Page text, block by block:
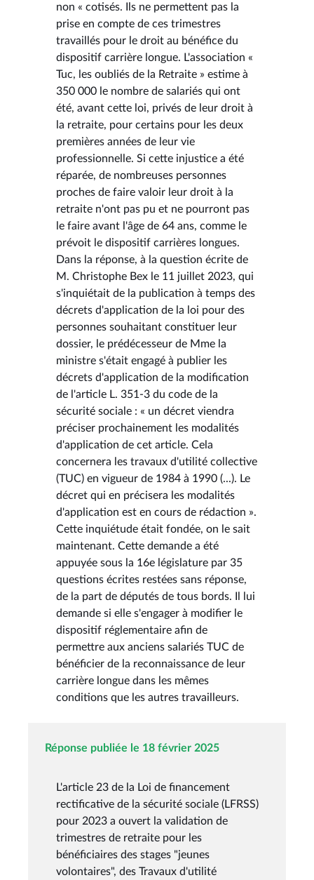
non « cotisés. Ils ne permettent pas la
prise en compte de ces trimestres
travaillés pour le droit au bénéfice du
dispositif carrière longue. L'association «
Tuc, les oubliés de la Retraite » estime à
350 000 le nombre de salariés qui ont
été, avant cette loi, privés de leur droit à
la retraite, pour certains pour les deux
premières années de leur vie
professionnelle. Si cette injustice a été
réparée, de nombreuses personnes
proches de faire valoir leur droit à la
retraite n'ont pas pu et ne pourront pas
le faire avant l'âge de 64 ans, comme le
prévoit le dispositif carrières longues.
Dans la réponse, à la question écrite de
M. Christophe Bex le 11 juillet 2023, qui
s'inquiétait de la publication à temps des
décrets d'application de la loi pour des
personnes souhaitant constituer leur
dossier, le prédécesseur de Mme la
ministre s'était engagé à publier les
décrets d'application de la modification
de l'article L. 351-3 du code de la
sécurité sociale : « un décret viendra
préciser prochainement les modalités
d'application de cet article. Cela
concernera les travaux d'utilité collective
(TUC) en vigueur de 1984 à 1990 (...). Le
décret qui en précisera les modalités
d'application est en cours de rédaction ».
Cette inquiétude était fondée, on le sait
maintenant. Cette demande a été
appuyée sous la 16e législature par 35
questions écrites restées sans réponse,
de la part de députés de tous bords. Il lui
demande si elle s'engager à modifier le
dispositif réglementaire afin de
permettre aux anciens salariés TUC de
bénéficier de la reconnaissance de leur
carrière longue dans les mêmes
conditions que les autres travailleurs.
Réponse publiée le 18 février 2025
L'article 23 de la Loi de financement
rectificative de la sécurité sociale (LFRSS)
pour 2023 a ouvert la validation de
trimestres de retraite pour les
bénéficiaires des stages "jeunes
volontaires", des Travaux d'utilité